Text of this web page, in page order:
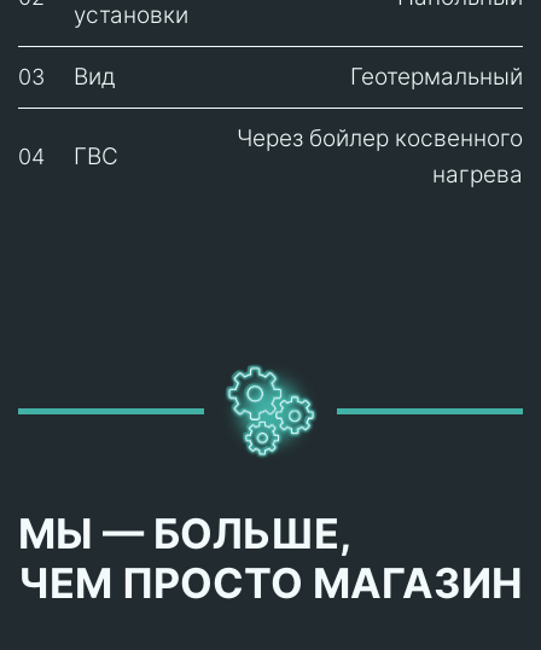
установки
03 Вид Геотермальный
04 ГВС
Через бойлер косвенного
нагрева
МЫ — БОЛЬШЕ,
ЧЕМ ПРОСТО МАГАЗИН